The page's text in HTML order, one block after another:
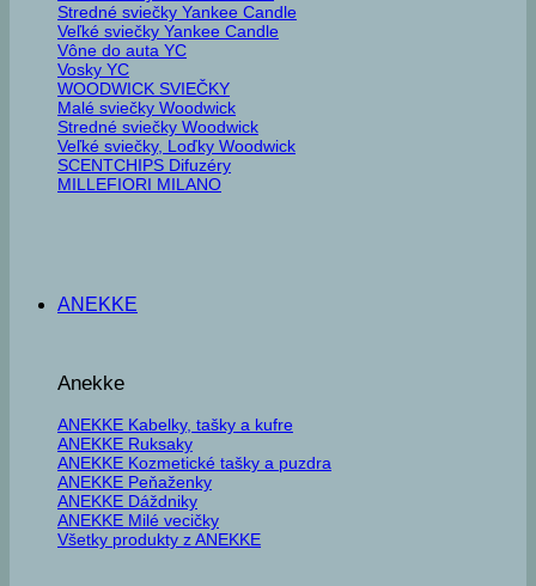
Stredné sviečky Yankee Candle
Veľké sviečky Yankee Candle
Vône do auta YC
Vosky YC
WOODWICK SVIEČKY
Malé sviečky Woodwick
Stredné sviečky Woodwick
Veľké sviečky, Loďky Woodwick
SCENTCHIPS Difuzéry
MILLEFIORI MILANO
ANEKKE
Anekke
ANEKKE Kabelky, tašky a kufre
ANEKKE Ruksaky
ANEKKE Kozmetické tašky a puzdra
ANEKKE Peňaženky
ANEKKE Dáždniky
ANEKKE Milé vecičky
Všetky produkty z ANEKKE